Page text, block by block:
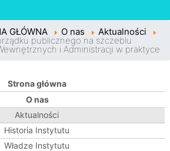
GŁÓWNA O nas Aktualności
publicznego na szczeblu
i Administracji w praktyce
Strona główna
O nas
Aktualności
Historia Instytutu
Władze Instytutu